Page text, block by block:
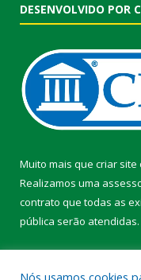
DESENVOLVIDO POR
Muito mais que criar site
Realizamos uma
contrato que todas as
pública serão atendidas.
Nós usamos cookies